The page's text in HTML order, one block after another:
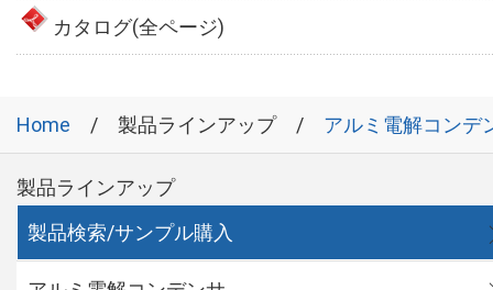
カタログ(全ページ)
Home 製品ラインアップ アルミ電解コンデ
製品ラインアップ
製品検索/サンプル購入